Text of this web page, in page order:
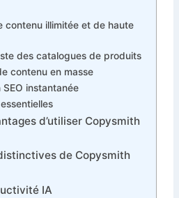
contenu illimitée et de haute
des catalogues de produits
contenu en masse
instantanée
d’utiliser Copysmith
de Copysmith
IA